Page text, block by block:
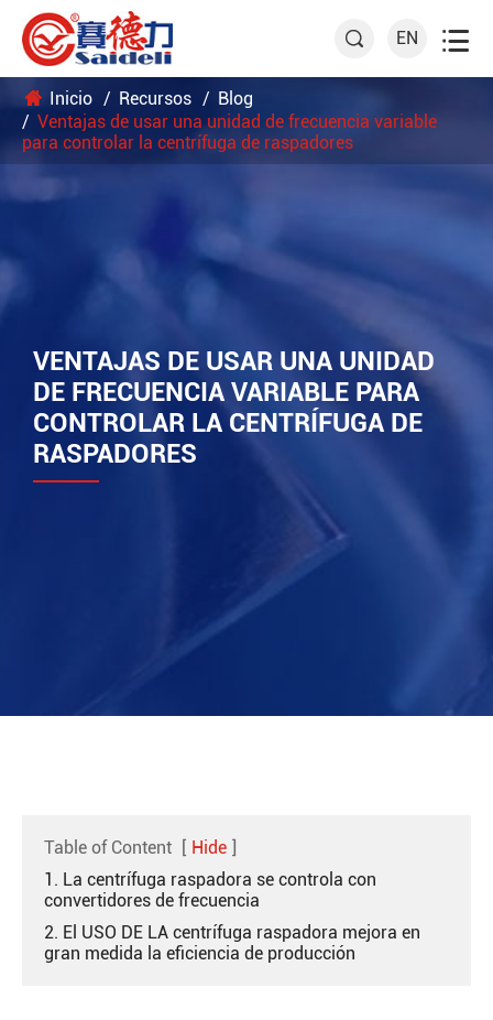
 EN 
Inicio Recursos
Blog
Ventajas de usar una unidad de frecuencia variable
para controlar la centrífuga de raspadores
VENTAJAS DE USAR UNA UNIDAD
DE FRECUENCIA VARIABLE PARA
CONTROLAR LA CENTRÍFUGA DE
RASPADORES
Table of Content [ Hide ]
1. La centrífuga raspadora se controla con
convertidores de frecuencia
2. El USO DE LA centrífuga raspadora mejora en
gran medida la eficiencia de producción